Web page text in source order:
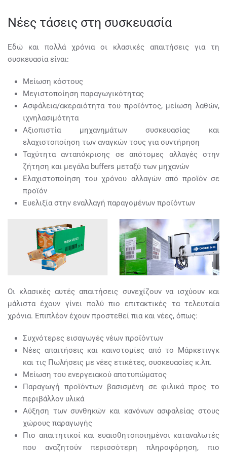
Νέες τάσεις στη συσκευασία
Εδώ και πολλά χρόνια οι κλασικές απαιτήσεις για τη
συσκευασία είναι:
Μείωση κόστους
Μεγιστοποίηση παραγωγικότητας
Ασφάλεια/ακεραιότητα του προϊόντος, μείωση λαθών,
ιχνηλασιμότητα
Αξιοπιστία μηχανημάτων συσκευασίας και
ελαχιστοποίηση των αναγκών τους για συντήρηση
Ταχύτητα ανταπόκρισης σε απότομες αλλαγές στην
ζήτηση και μεγάλα buffers μεταξύ των μηχανών
Ελαχιστοποίηση του χρόνου αλλαγών από προϊόν σε
προϊόν
Ευελιξία στην εναλλαγή παραγομένων προϊόντων
Οι κλασικές αυτές απαιτήσεις συνεχίζουν να ισχύουν και
μάλιστα έχουν γίνει πολύ πιο επιτακτικές τα τελευταία
χρόνια. Επιπλέον έχουν προστεθεί πια και νέες, όπως:
Συχνότερες εισαγωγές νέων προϊόντων
Νέες απαιτήσεις και καινοτομίες από το Μάρκετινγκ
και τις Πωλήσεις με νέες ετικέτες, συσκευασίες κ.λπ.
Μείωση του ενεργειακού αποτυπώματος
Παραγωγή προϊόντων βασισμένη σε φιλικά προς το
περιβάλλον υλικά
Αύξηση των συνθηκών και κανόνων ασφαλείας στους
χώρους παραγωγής
Πιο απαιτητικοί και ευαισθητοποιημένοι καταναλωτές
που αναζητούν περισσότερη πληροφόρηση, πιο